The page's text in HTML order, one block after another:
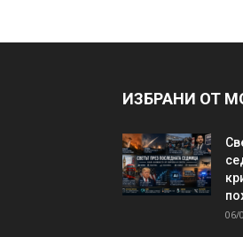
ИЗБРАНИ ОТ
06/